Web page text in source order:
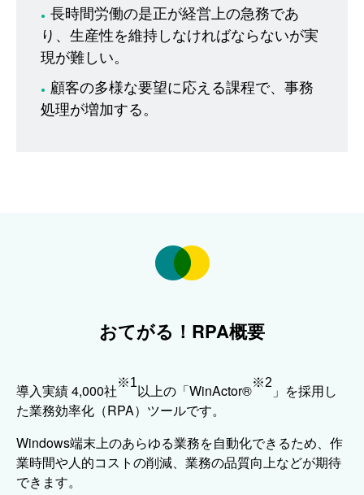
● 長時間労働の是正が経営上の急務であ
り、生産性を維持しなければならないが実
現が難しい。
● 顧客の多様な要望に応える課程で、事務
処理が増加する。
おてがる！RPA概要
導入実績 4,000社※1以上の「WinActor®※2 」を採用し
た業務効率化（RPA）ツールです。
Windows端末上のあらゆる業務を自動化できるため、作
業時間や人的コストの削減、業務の品質向上などが期待
できます。